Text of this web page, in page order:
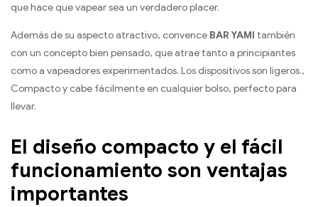
que hace que vapear sea un verdadero placer.
Además de su aspecto atractivo, convence BAR YAMI también
con un concepto bien pensado, que atrae tanto a principiantes
como a vapeadores experimentados. Los dispositivos son ligeros.,
Compacto y cabe fácilmente en cualquier bolso, perfecto para
llevar.
El diseño compacto y el fácil
funcionamiento son ventajas
importantes